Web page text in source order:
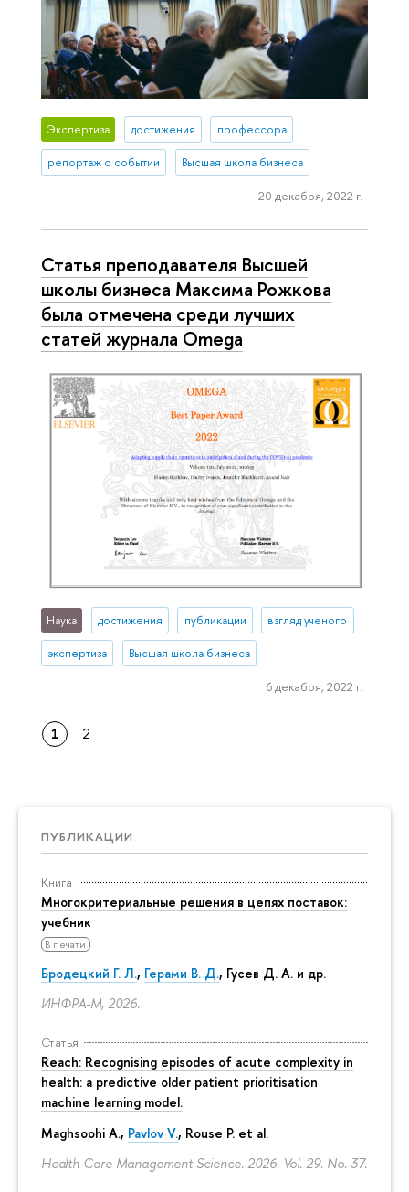
ПУБЛИКАЦИИ
Книга
Многокритериальные решения в цепях поставок:
учебник
В печати
Бродецкий Г. Л., Герами В. Д., Гусев Д. А. и др.
ИНФРА-М, 2026.
Статья
Reach: Recognising episodes of acute complexity in
health: a predictive older patient prioritisation
machine learning model.
Maghsoohi A., Pavlov V., Rouse P. et al.
Health Care Management Science. 2026. Vol. 29. No. 37.
Экспертиза достижения профессора
репортаж о событии Высшая школа бизнеса
20 декабря, 2022 г.
Статья преподавателя Высшей
школы бизнеса Максима Рожкова
была отмечена среди лучших
статей журнала Omega
Наука достижения публикации взгляд ученого
экспертиза Высшая школа бизнеса
6 декабря, 2022 г.
1 2